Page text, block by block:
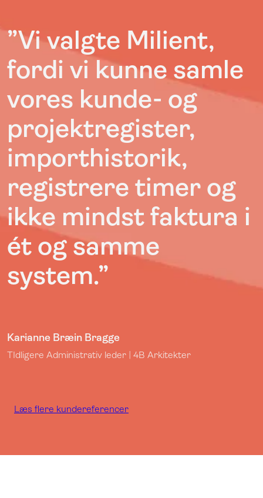
”Vi valgte Milient,
fordi vi kunne samle
vores kunde- og
projektregister,
importhistorik,
registrere timer og
ikke mindst faktura i
ét og samme
system.”
Karianne Bræin Bragge
TIdligere Administrativ leder | 4B Arkitekter
Læs flere kundereferencer